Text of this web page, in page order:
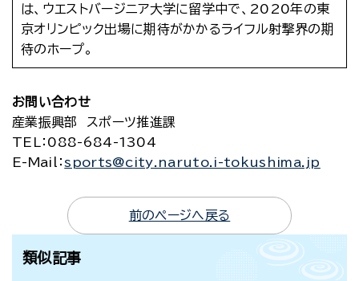
は、ウエストバージニア大学に留学中で、2020年の東
京オリンピック出場に期待がかかるライフル射撃界の期
待のホープ。
お問い合わせ
産業振興部 スポーツ推進課
TEL：088-684-1304
E-Mail ：sports@city.naruto.i-tokushima.jp
前のページへ戻る
類似記事